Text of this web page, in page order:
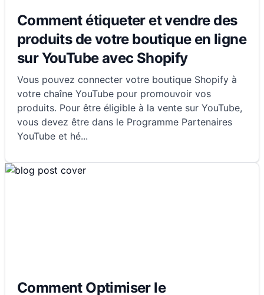
Comment étiqueter et vendre des
produits de votre boutique en ligne
sur YouTube avec Shopify
Vous pouvez connecter votre boutique Shopify à
votre chaîne YouTube pour promouvoir vos
produits. Pour être éligible à la vente sur YouTube,
vous devez être dans le Programme Partenaires
YouTube et hé...
Comment Optimiser le